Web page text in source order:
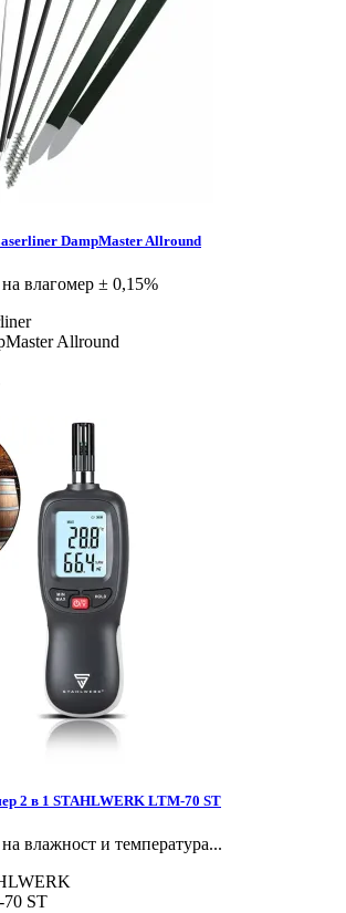
DampMaster Allround
влагомер ± 0,15%
Allround
2 в 1 STAHLWERK LTM-70 ST
влажност и температура...
ST